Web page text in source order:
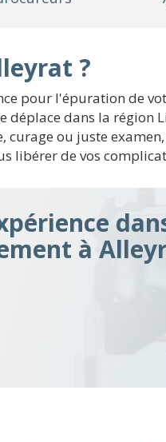
?
pour l'épuration de
déplace dans la
curage ou juste
libérer de vos
à